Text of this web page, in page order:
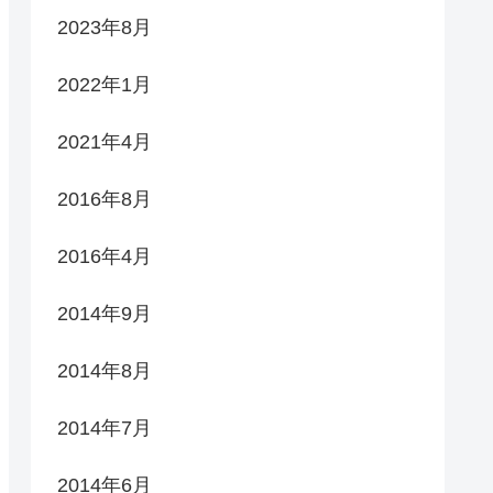
2023年8月
2022年1月
2021年4月
2016年8月
2016年4月
2014年9月
2014年8月
2014年7月
2014年6月